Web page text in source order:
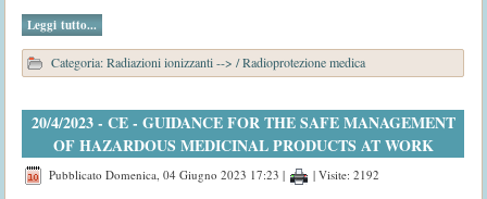
Leggi tutto...
Categoria:Radiazioni ionizzanti --> /Radioprotezione medica
20/4/2023 - CE - GUIDANCE FOR THE SAFE MANAGEMENT
OF HAZARDOUS MEDICINAL PRODUCTS AT WORK
Pubblicato Domenica, 04 Giugno 2023 17:23 | | Visite: 2192